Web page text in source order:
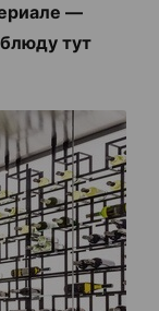
—
тут